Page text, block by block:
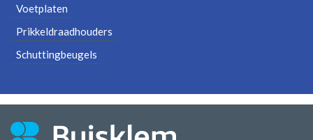
Voetplaten
Prikkeldraadhouders
Schuttingbeugels